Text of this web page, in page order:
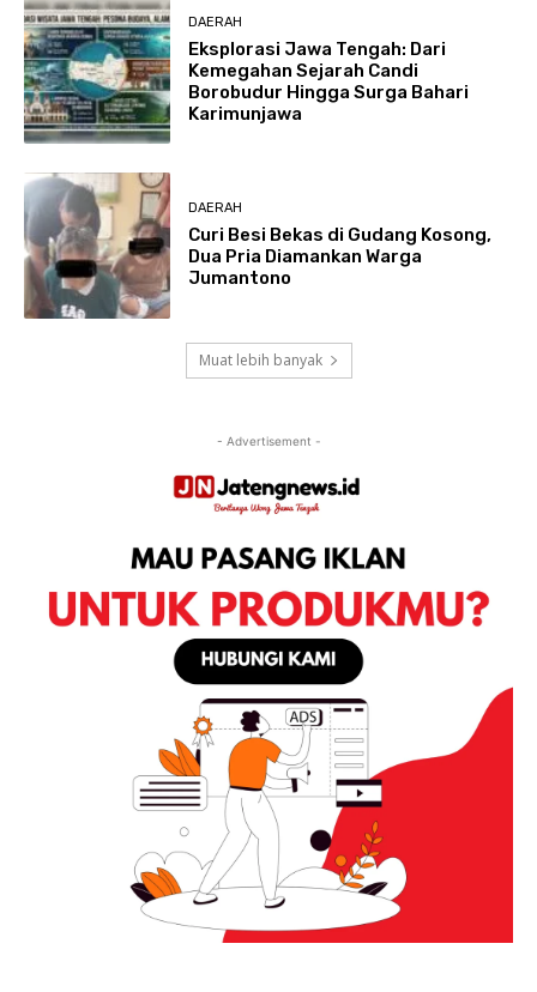
DAERAH
Eksplorasi Jawa Tengah: Dari
Kemegahan Sejarah Candi
Borobudur Hingga Surga Bahari
Karimunjawa
DAERAH
Curi Besi Bekas di Gudang Kosong,
Dua Pria Diamankan Warga
Jumantono
Muat lebih banyak
- Advertisement -